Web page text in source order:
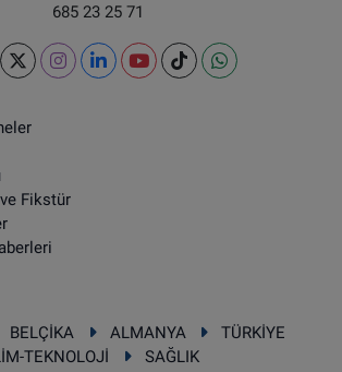
685 23 25 71
Fikstür
BELÇİKA ALMANYA
TÜRKİYE
TEKNOLOJİ
SAĞLIK